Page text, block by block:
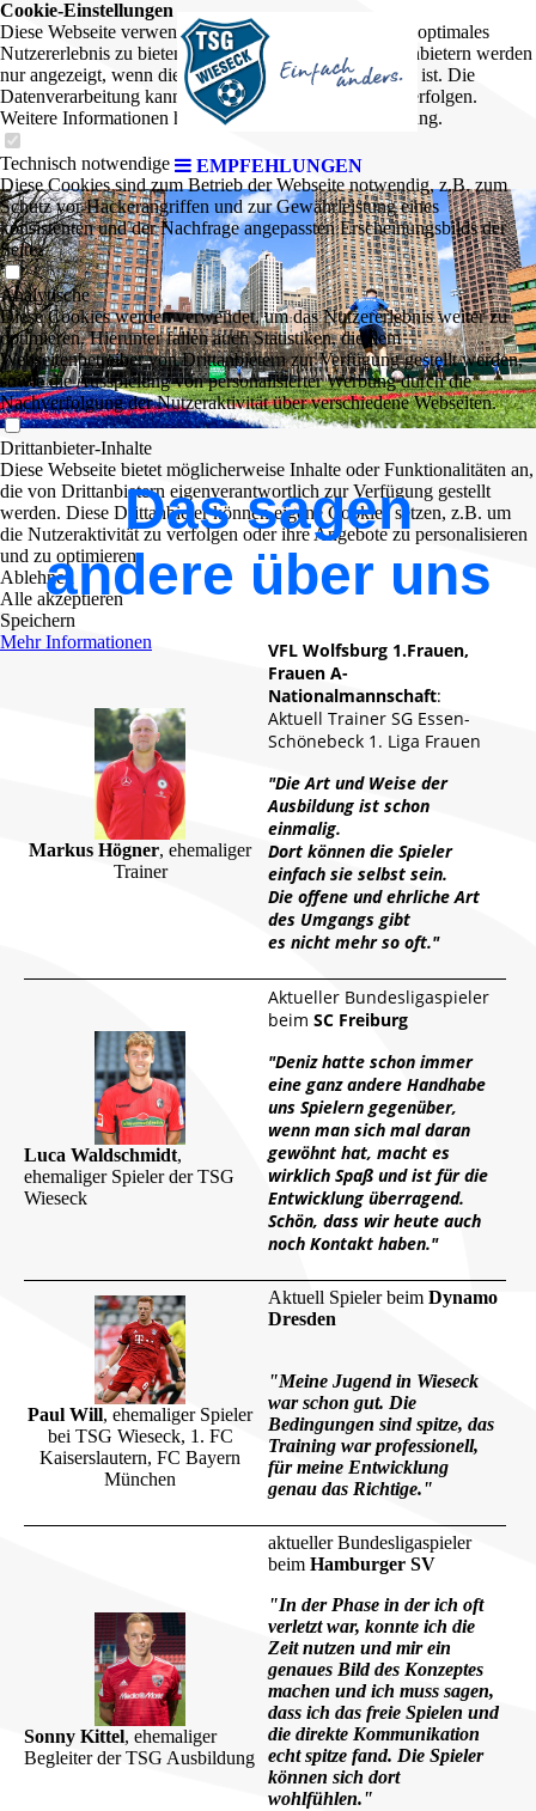
EMPFEHLUNGEN
Das sagen
andere über uns
Markus Högner, ehemaliger
Trainer
VFL Wolfsburg 1.Frauen,
Frauen A-
Nationalmannschaft:
Aktuell Trainer SG Essen-
Schönebeck 1. Liga Frauen
"Die Art und Weise der
Ausbildung ist schon
einmalig.
Dort können die Spieler
einfach sie selbst sein.
Die offene und ehrliche Art
des Umgangs gibt
es nicht mehr so oft."
Luca Waldschmidt,
ehemaliger Spieler der TSG
Wieseck
Aktueller Bundesligaspieler
beim SC Freiburg
"Deniz hatte schon immer
eine ganz andere Handhabe
uns Spielern gegenüber,
wenn man sich mal daran
gewöhnt hat, macht es
wirklich Spaß und ist für die
Entwicklung überragend.
Schön, dass wir heute auch
noch Kontakt haben."
Paul Will, ehemaliger Spieler
bei TSG Wieseck, 1. FC
Kaiserslautern, FC Bayern
München
Aktuell Spieler beim Dynamo
Dresden
"Meine Jugend in Wieseck
war schon gut. Die
Bedingungen sind spitze, das
Training war professionell,
für meine Entwicklung
genau das Richtige."
Sonny Kittel, ehemaliger
Begleiter der TSG Ausbildung
aktueller Bundesligaspieler
beim Hamburger SV
"In der Phase in der ich oft
verletzt war, konnte ich die
Zeit nutzen und mir ein
genaues Bild des Konzeptes
machen und ich muss sagen,
dass ich das freie Spielen und
die direkte Kommunikation
echt spitze fand. Die Spieler
können sich dort
wohlfühlen."
Cookie-Einstellungen
Diese Webseite verwendet Cookies, um Besuchern ein optimales
Nutzererlebnis zu bieten. Bestimmte Inhalte von Drittanbietern werden
nur angezeigt, wenn die entsprechende Option aktiviert ist. Die
Datenverarbeitung kann dann auch in einem Drittland erfolgen.
Weitere Informationen hierzu in der Datenschutzerklärung.
Technisch notwendige
Diese Cookies sind zum Betrieb der Webseite notwendig, z.B. zum
Schutz vor Hackerangriffen und zur Gewährleistung eines
konsistenten und der Nachfrage angepassten Erscheinungsbilds der
Seite.
Analytische
Diese Cookies werden verwendet, um das Nutzererlebnis weiter zu
optimieren. Hierunter fallen auch Statistiken, die dem
Webseitenbetreiber von Drittanbietern zur Verfügung gestellt werden,
sowie die Ausspielung von personalisierter Werbung durch die
Nachverfolgung der Nutzeraktivität über verschiedene Webseiten.
Drittanbieter-Inhalte
Diese Webseite bietet möglicherweise Inhalte oder Funktionalitäten an,
die von Drittanbietern eigenverantwortlich zur Verfügung gestellt
werden. Diese Drittanbieter können eigene Cookies setzen, z.B. um
die Nutzeraktivität zu verfolgen oder ihre Angebote zu personalisieren
und zu optimieren.
Ablehnen
Alle akzeptieren
Speichern
Mehr Informationen